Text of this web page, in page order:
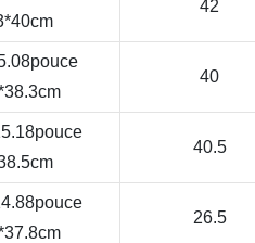
42
40
40.5
26.5